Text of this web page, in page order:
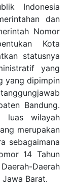
Indonesia
dan
Nomor
Kota
statusnya
yang
yang dipimpin
Bandung.
luas wilayah
merupakan
sebagaimana
14 Tahun
Daerah
Barat.